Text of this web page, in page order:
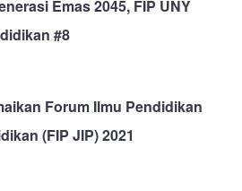
Emas 2045, FIP UNY
#8
Forum Ilmu Pendidikan
(FIP JIP) 2021